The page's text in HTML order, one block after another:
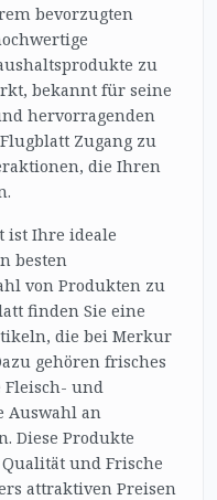
bevorzugten
zu
bekannt für seine
hervorragenden
Zugang zu
die Ihren
ist Ihre ideale
besten
von Produkten zu
finden Sie eine
die bei Merkur
gehören frisches
Fleisch- und
Auswahl an
Diese Produkte
und Frische
attraktiven Preisen